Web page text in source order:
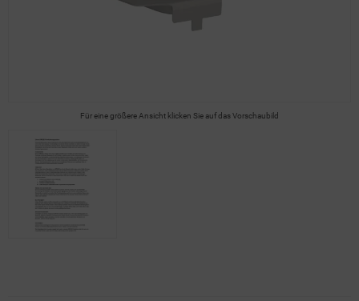
Für eine größere Ansicht klicken Sie auf das Vorschaubild